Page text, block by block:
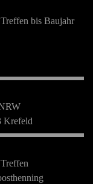
bis Baujahr
Krefeld